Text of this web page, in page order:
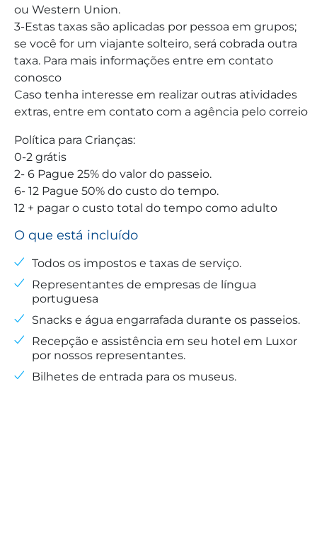
ou Western Union.
3-Estas taxas são aplicadas por pessoa em grupos;
se você for um viajante solteiro, será cobrada outra
taxa. Para mais informações entre em contato
conosco
Caso tenha interesse em realizar outras atividades
extras, entre em contato com a agência pelo correio
Política para Crianças:
0-2 grátis
2- 6 Pague 25% do valor do passeio.
6- 12 Pague 50% do custo do tempo.
12 + pagar o custo total do tempo como adulto
O que está incluído
Todos os impostos e taxas de serviço.
Representantes de empresas de língua
portuguesa
Snacks e água engarrafada durante os passeios.
Recepção e assistência em seu hotel em Luxor
por nossos representantes.
Bilhetes de entrada para os museus.